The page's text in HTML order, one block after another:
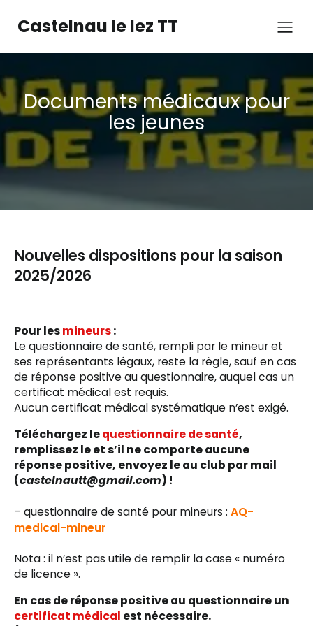
Castelnau le lez TT
Documents médicaux pour
les jeunes
Nouvelles dispositions pour la saison
2025/2026
Pour lesmineurs:
Le questionnaire de santé, rempli par le mineur et
ses représentants légaux, reste la règle, sauf en cas
de réponse positive au questionnaire, auquel cas un
certificat médical est requis.
Aucun certificat médical systématique n’est exigé.
Téléchargez lequestionnaire de santé,
remplissez le et s’il ne comporte aucune
réponse positive, envoyez le au club par mail
(castelnautt@gmail.com) !
– questionnaire de santé pour mineurs : AQ-
medical-mineur
Nota : il n’est pas utile de remplir la case « numéro
de licence ».
En cas de réponse positive au questionnaire un
certificat médical est nécessaire.